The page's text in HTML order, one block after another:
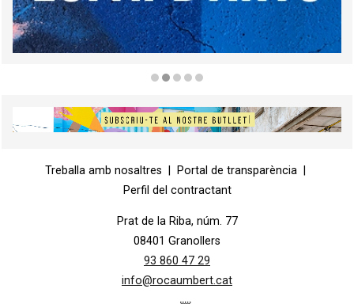
Treballa amb nosaltres
Portal de transparència
Perfil del contractant
Prat de la Riba, núm. 77
08401 Granollers
93 860 47 29
info@rocaumbert.cat